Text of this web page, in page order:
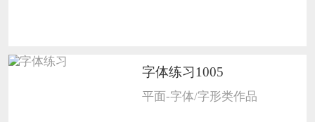
字体练习1005
平面-字体/字形类作品